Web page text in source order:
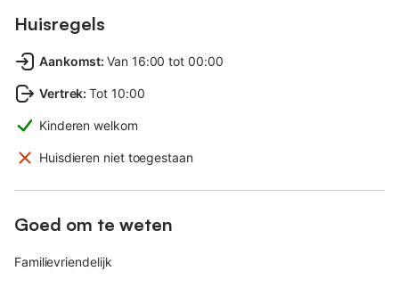
Huisregels
Aankomst: Van 16:00 tot 00:00
Vertrek: Tot 10:00
Kinderen welkom
Huisdieren niet toegestaan
Goed om te weten
Familievriendelijk